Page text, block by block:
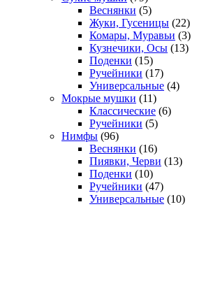
товаров
Веснянки 55
товаров
Жуки, Гусеницы 2222
товара
Комары, Муравьи 33
товара
Кузнечики, Осы 1313
Поденки 1515
товаров
Ручейники 1717
товаров
Универсальные 44
Мокрые мушки 1111
товаров
Классические 66
Ручейники 55
Нимфы 9696
товаров
Веснянки 1616
товаров
Пиявки, Черви 1313
Поденки 1010
товаров
Ручейники 4747
товаров
Универсальные 1010